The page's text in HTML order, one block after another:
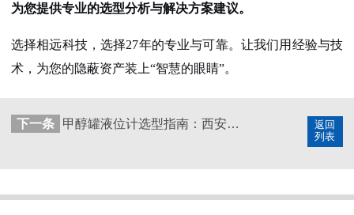
为您提供专业的选型分析与解决方案建议。
选择相远科技，选择27年的专业与可靠。让我们用经验与技
术，为您的隐蔽资产装上“智慧的眼睛”。
返回
列表
下一条 甲醇罐液位计选型指南：西安相远科技27年专业解决方案